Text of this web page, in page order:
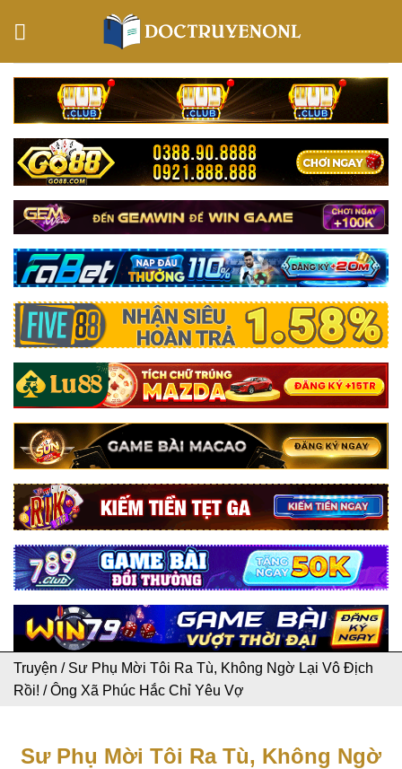
Truyện / Sư Phụ Mời Tôi Ra Tù, Không Ngờ Lại Vô Địch
Rồi! /Ông Xã Phúc Hắc Chỉ Yêu Vợ
Sư Phụ Mời Tôi Ra Tù, Không Ngờ